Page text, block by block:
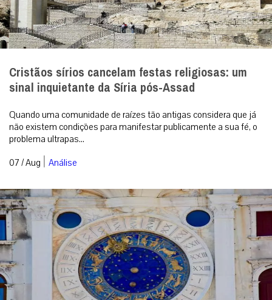
Cristãos sírios cancelam festas religiosas: um
sinal inquietante da Síria pós-Assad
Quando uma comunidade de raízes tão antigas considera que já
não existem condições para manifestar publicamente a sua fé, o
problema ultrapas...
07 / Aug | Análise